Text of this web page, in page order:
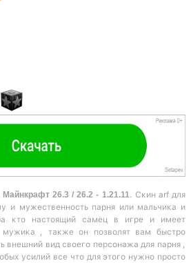
26.3 / 26.2 - 1.21.11 . Скин arf для
и мужественность парня или мальчика и
кто настоящий самец в игре и имеет
, также он позволят вам быстро
внешний вид своего персонажа для парня ,
усилий все что для этого нужно просто